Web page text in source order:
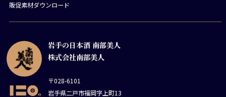
岩手の日本酒 南部美人
株式会社南部美人
〒028-6101
岩手県二戸市福岡字上町13
販促素材ダウンロード